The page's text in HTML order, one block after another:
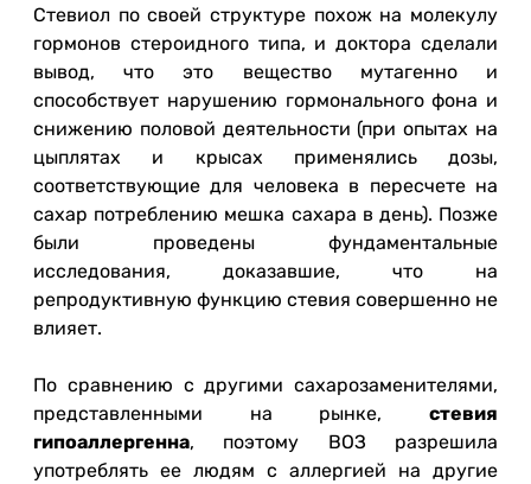
Стевиол по своей структуре похож на молекулу
гормонов стероидного типа, и доктора сделали
вывод, что это вещество мутагенно и
способствует нарушению гормонального фона и
снижению половой деятельности (при опытах на
цыплятах и крысах применялись дозы,
соответствующие для человека в пересчете на
сахар потреблению мешка сахара в день). Позже
были проведены фундаментальные
исследования, доказавшие, что на
репродуктивную функцию стевия совершенно не
влияет.
По сравнению с другими сахарозаменителями,
представленными на рынке, стевия
гипоаллергенна, поэтому ВОЗ разрешила
употреблять ее людям с аллергией на другие